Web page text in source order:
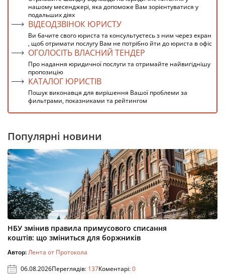
нашому месенджері, яка допоможе Вам зорієнтуватися у
подальших діях
ВІДЕОДЗВІНОК ЮРИСТУ
Ви бачите свого юриста та консультуєтесь з ним через екран
, щоб отримати послугу Вам не потрібно йти до юриста в офіс
ОГОЛОСІТЬ ВЛАСНИЙ ТЕНДЕР
Про надання юридичної послуги та отримайте найвигіднішу
пропозицію
КАТАЛОГ ЮРИСТІВ
Пошук виконавця для вирішення Вашої проблеми за
фильтрами, показниками та рейтингом
Популярні новини
НБУ змінив правила примусового списання
коштів: що зміниться для боржників
Автор:Лента от Протокола
06.08.2026Переглядів: 137Коментарі:0